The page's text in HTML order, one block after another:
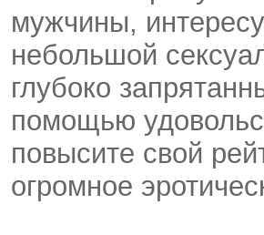
мужчины,
небольшой
глубоко
помощью
повысите свой
огромное